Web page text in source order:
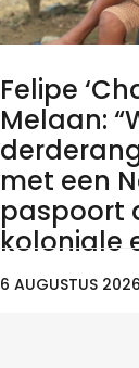
Felipe
Melaan:
met een
paspoort
koloniale
6 AUGUSTUS 2026